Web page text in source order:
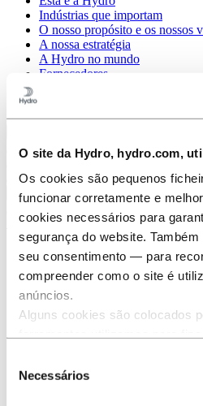
O site da Hydro, hydro.com,
Os cookies são pequenos
funcionar corretamente e
cookies necessários para
segurança do website.
seu consentimento — para
compreender como o site é
anúncios.
Alguns cookies são colocados
recolhidas através da sua
Necessários
Indústrias que importam
O nosso propósito e os nossos
A nossa estratégia
A Hydro no mundo
Fornecedores
Fechar
Sustentabilidade
A nossa abordagem
Relatórios de sustentabilidade
Roteiro para emissões líquidas
Contacto de sustentabilidade
Sustentabilidade
Sustentabilidade